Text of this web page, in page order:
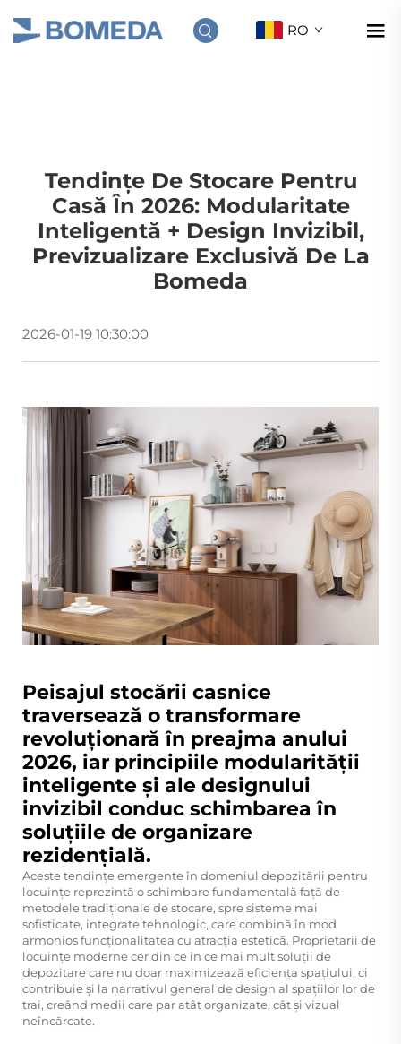
RO
Tendințe De Stocare Pentru
Casă În 2026: Modularitate
Inteligentă + Design Invizibil,
Previzualizare Exclusivă De La
Bomeda
2026-01-19 10:30:00
Peisajul stocării casnice
traversează o transformare
revoluționară în preajma anului
2026, iar principiile modularității
inteligente și ale designului
invizibil conduc schimbarea în
soluțiile de organizare
rezidențială.
Aceste tendințe emergente în domeniul depozitării pentru
locuințe reprezintă o schimbare fundamentală față de
metodele tradiționale de stocare, spre sisteme mai
sofisticate, integrate tehnologic, care combină în mod
armonios funcționalitatea cu atracția estetică. Proprietarii de
locuințe moderne cer din ce în ce mai mult soluții de
depozitare care nu doar maximizează eficiența spațiului, ci
contribuie și la narrativul general de design al spațiilor lor de
trai, creând medii care par atât organizate, cât și vizual
neîncărcate.